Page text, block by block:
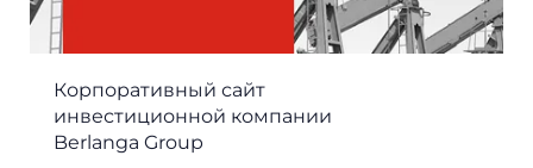
Корпоративный сайт
инвестиционной компании
Berlanga Group